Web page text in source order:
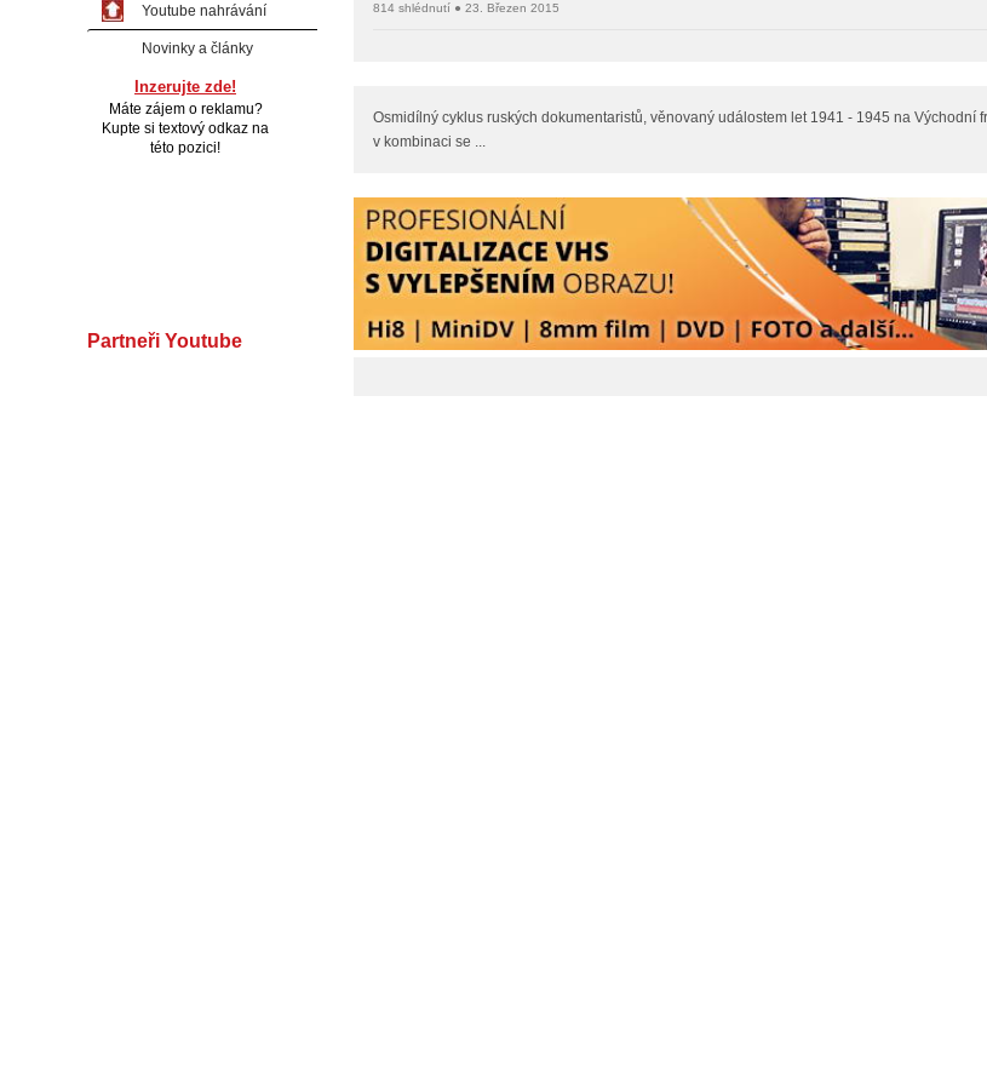
814 shlédnutí ● 23. Březen 2015
Osmidílný cyklus ruských dokumentaristů, věnovaný událostem let 1941 - 1945 na Východní
v kombinaci se ...
Youtube nahrávání
Novinky a články
Inzerujte zde!
Máte zájem o reklamu?
Kupte si textový odkaz na
této pozici!
Partneři Youtube